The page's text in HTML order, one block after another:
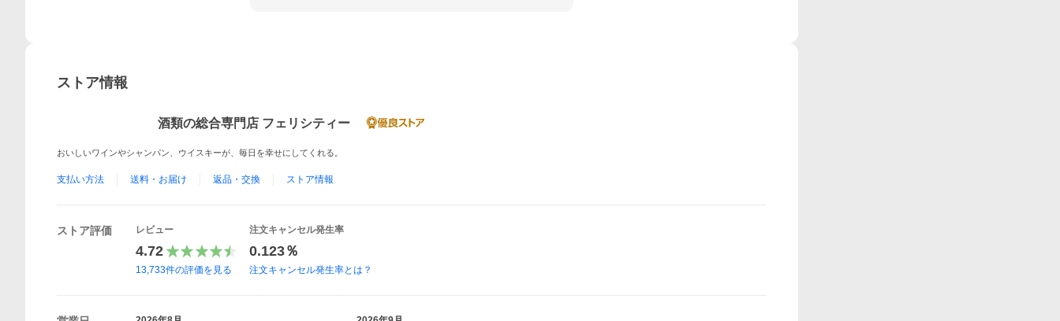
ストア情報
酒類の総合専門店 フェリシティー
おいしいワインやシャンパン、ウイスキーが、毎日を幸せにしてくれる。
支払い方法 送料・お届け 返品・交換 ストア情報
ストア評価 レビュー
4.72
13,733件の評価を見る
注文キャンセル発生率
0.123％
注文キャンセル発生率とは？